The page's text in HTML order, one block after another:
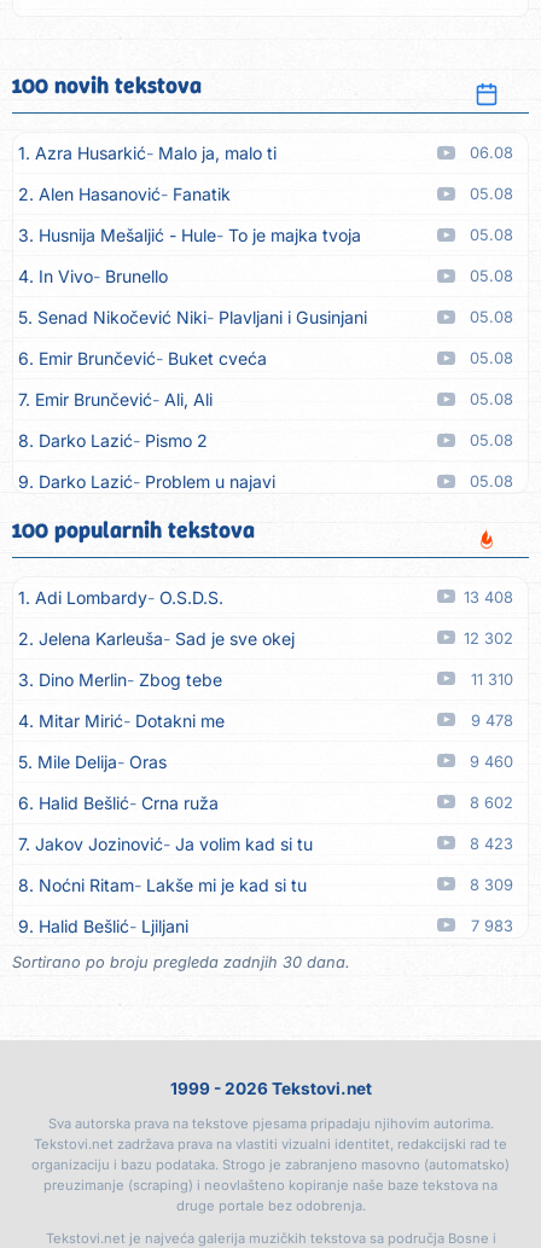
100 novih tekstova
1. Azra Husarkić Malo ja, malo ti 06.08
2. Alen Hasanović Fanatik 05.08
3. Husnija Mešaljić - Hule To je majka tvoja 05.08
4. In Vivo Brunello 05.08
5. Senad Nikočević Niki Plavljani i Gusinjani 05.08
6. Emir Brunčević Buket cveća 05.08
7. Emir Brunčević Ali, Ali 05.08
8. Darko Lazić Pismo 2 05.08
9. Darko Lazić Problem u najavi 05.08
10. Aleksandra Đuranović Kao zver
11. Meliha Imširović Čujem mili 05.08
12. Tereza Kesovija Prvi cvijet 05.08
13. Kopito Ka´ list ol kaduje (Poput lista od kadulje) 05.08
14. Alen Polić Rožica črljena 05.08
15. Oliver Dragojević Marjane, naš Marjane 05.08
16. Klapa Kaše Dubrovnik 05.08
17. Grupa Makedonija Ima edna moma 05.08
18. Ljupka Dimitrovska Javi se telefonom 05.08
19. Grupa 777 Kada zazvoni moj telefon 05.08
20. Grupa 777 Posljednja noć 05.08
21. Ljupka Dimitrovska Voliš... ne voliš
Tiha voda ruši stene
25. Boris Novković Sve je manje prijatelja 05.08
26. Tereza Kesovija Švora 05.08
Reci mi, idi
100 popularnih tekstova
1. Adi Lombardy O.S.D.S. 13 408
2. Jelena Karleuša Sad je sve okej 12 302
3. Dino Merlin Zbog tebe 11 310
4. Mitar Mirić Dotakni me 9 478
5. Mile Delija Oras 9 460
6. Halid Bešlić Crna ruža 8 602
7. Jakov Jozinović Ja volim kad si tu 8 423
8. Noćni Ritam Lakše mi je kad si tu 8 309
9. Halid Bešlić Ljiljani 7 983
10. Aleksandra Prijović Kababa
Rekla si mi
14. Karlo! Mon amour 6 405
15. Vesna Zmijanac Ovo u grudima 6 341
16. Džej Ramadanovski Ova mačka do mene
Sortirano po broju pregleda zadnjih 30 dana.
1999 - 2026 Tekstovi.net
Sva autorska prava na tekstove pjesama pripadaju njihovim autorima.
Tekstovi.net zadržava prava na vlastiti vizualni identitet, redakcijski rad te
organizaciju i bazu podataka. Strogo je zabranjeno masovno (automatsko)
preuzimanje (scraping) i neovlašteno kopiranje naše baze tekstova na
druge portale bez odobrenja.
Tekstovi.net je najveća galerija muzičkih tekstova sa područja Bosne i